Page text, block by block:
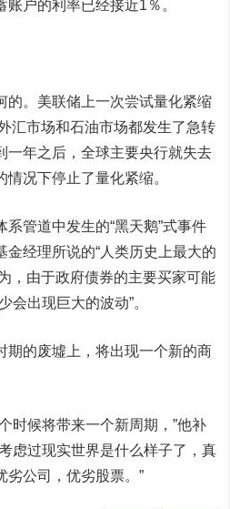
户的利率已经接近1％。
。美联储上一次尝试量化紧缩
汇市场和石油市场都发生了急转
一年之后，全球主要央行就失去
况下停止了量化紧缩。
管道中发生的“黑天鹅”式事件
经理所说的“人类历史上最大的
，由于政府债券的主要买家可能
会出现巨大的波动”。
的废墟上，将出现一个新的商
候将带来一个新周期，”他补
虑过现实世界是什么样子了，真
劣公司，优劣股票。”